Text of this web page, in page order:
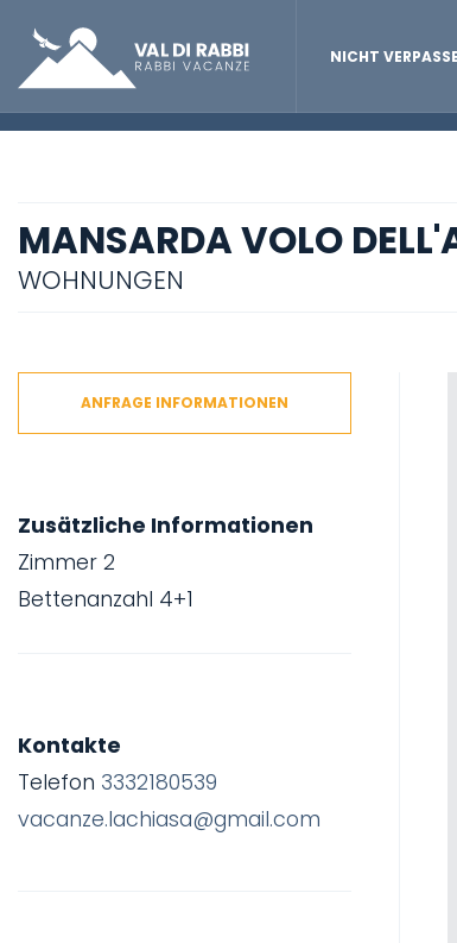
NICHT
MANSARDA VOLO
WOHNUNGEN
ANFRAGE INFORMATIONEN
Zusätzliche Informationen
Zimmer 2
Bettenanzahl 4+1
Kontakte
Telefon 3332180539
vacanze.lachiasa@gmail.com